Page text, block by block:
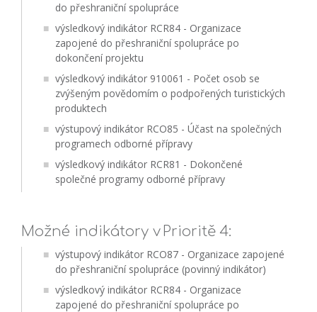
do přeshraniční spolupráce
výsledkový indikátor RCR84 - Organizace
zapojené do přeshraniční spolupráce po
dokončení projektu
výsledkový indikátor 910061 - Počet osob se
zvýšeným povědomím o podpořených turistických
produktech
výstupový indikátor RCO85 - Účast na společných
programech odborné přípravy
výsledkový indikátor RCR81 - Dokončené
společné programy odborné přípravy
Možné indikátory v Prioritě 4:
výstupový indikátor RCO87 - Organizace zapojené
do přeshraniční spolupráce (povinný indikátor)
výsledkový indikátor RCR84 - Organizace
zapojené do přeshraniční spolupráce po